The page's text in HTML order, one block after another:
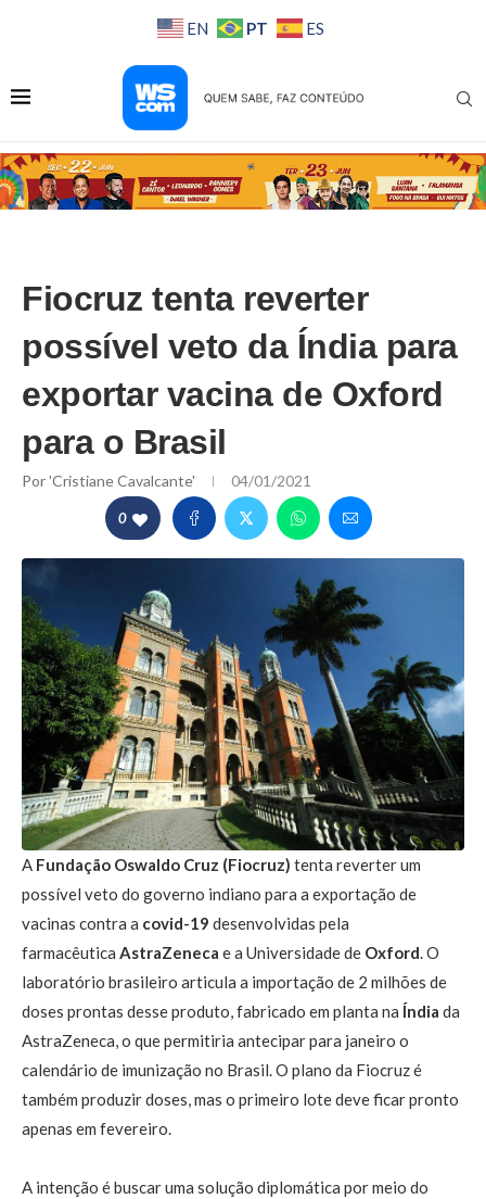
EN PT ES
Fiocruz tenta reverter
possível veto da Índia para
exportar vacina de Oxford
para o Brasil
Por'Cristiane Cavalcante' 04/01/2021
0
A Fundação Oswaldo Cruz (Fiocruz) tenta reverter um
possível veto do governo indiano para a exportação de
vacinas contra a covid-19 desenvolvidas pela
farmacêutica AstraZeneca e a Universidade de Oxford. O
laboratório brasileiro articula a importação de 2 milhões de
doses prontas desse produto, fabricado em planta na Índia da
AstraZeneca, o que permitiria antecipar para janeiro o
calendário de imunização no Brasil. O plano da Fiocruz é
também produzir doses, mas o primeiro lote deve ficar pronto
apenas em fevereiro.
A intenção é buscar uma solução diplomática por meio do